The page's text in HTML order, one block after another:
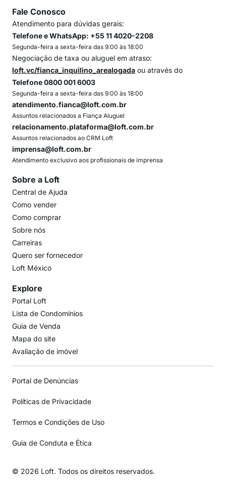
Fale Conosco
Atendimento para dúvidas gerais:
Telefone e WhatsApp: +55 11 4020-2208
Segunda-feira a sexta-feira das 9:00 às 18:00
Negociação de taxa ou aluguel em atraso:
loft.vc/fianca_inquilino_arealogada ou através do
Telefone 0800 001 6003
Segunda-feira a sexta-feira das 9:00 às 18:00
atendimento.fianca@loft.com.br
Assuntos relacionados a Fiança Aluguel
relacionamento.plataforma@loft.com.br
Assuntos relacionados ao CRM Loft
imprensa@loft.com.br
Atendimento exclusivo aos profissionais de imprensa
Sobre a Loft
Central de Ajuda
Como vender
Como comprar
Sobre nós
Carreiras
Quero ser fornecedor
Loft México
Explore
Portal Loft
Lista de Condomínios
Guia de Venda
Mapa do site
Avaliação de imóvel
Portal de Denúncias
Políticas de Privacidade
Termos e Condições de Uso
Guia de Conduta e Ética
© 2026 Loft. Todos os direitos reservados.